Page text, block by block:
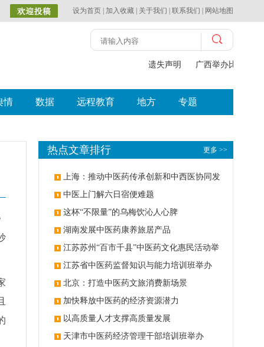
设为首页 加入收藏 关于我们 联系我们 网站地图
遗失声明 广西举办比赛探
情 数据 远程教育 地方 专题
更多 >>
热点文章排行
上海：推动中医药传承创新和中西医协同发
展 中医上门解六日宿便难题
这杯“不限量”的乌梅饮沁人心脾
湖南发展中医药康养旅居产品
江苏苏州“百市千县”中医药文化惠民活动举
办 江苏省中医药监督知识与能力培训班举办
北京：打造中医药文旅消费新场景
加快释放中医药的经济资源潜力
以高质量人才支撑高质量发展
天津市中医药经济管理干部培训班举办